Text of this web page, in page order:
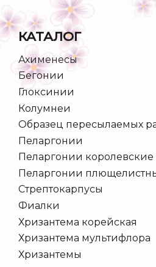
КАТАЛОГ
Ахименесы
Бегонии
Глоксинии
Колумнеи
Образец пересылаемых
Пеларгонии
Пеларгонии королевские
Пеларгонии
Стрептокарпусы
Фиалки
Хризантема корейская
Хризантема мультифлора
Хризантемы